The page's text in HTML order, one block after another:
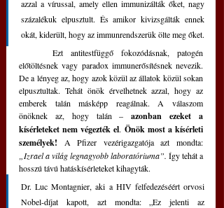
azzal a vírussal, amely ellen immunizálták őket, nagy
százalékuk elpusztult. És amikor kivizsgálták ennek
előtöltésnek vagy paradox immunerősítésnek nevezik.
De a lényeg az, hogy azok közül az állatok közül sokan
elpusztultak. Tehát önök érvelhetnek azzal, hogy az
emberek talán másképp reagálnak. A válaszom
önöknek az, hogy talán – azonban ezeket a
kísérleteket nem végezték el. Önök most a kísérleti
személyek!
„Izrael a világ legnagyobb laboratóriuma”. Így tehát a
hosszú távú hatáskísérleteket kihagyták.
Dr. Luc Montagnier, aki a HIV felfedezéséért orvosi
Nobel-díjat kapott, azt mondta: „Ez jelenti az